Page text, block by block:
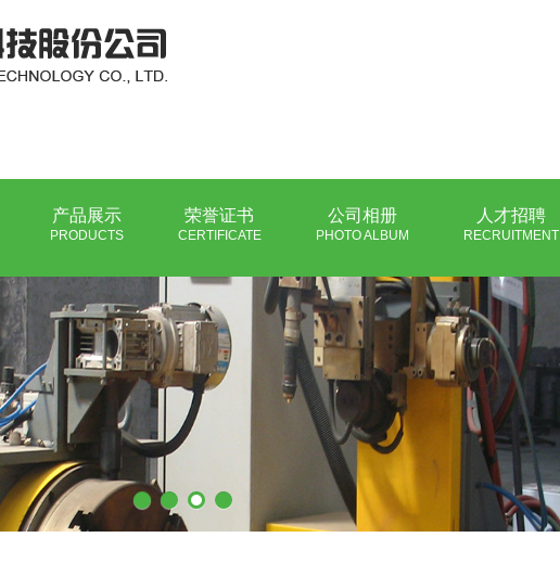
产品展示
PRODUCTS
荣誉证书
CERTIFICATE
公司相册
PHOTO ALBUM
人才招聘
RECRUITMENT